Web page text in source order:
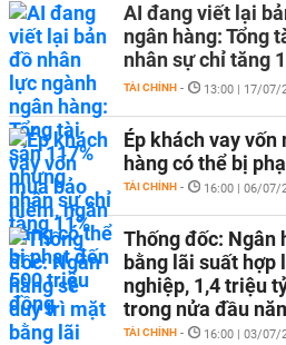
AI đang viết lại
ngân hàng: Tổng
nhân sự chỉ tăng
TÀI CHÍNH - 13:00 | 17/07/
Ép khách vay
hàng có thể bị
TÀI CHÍNH - 16:00 | 06/07/
Thống đốc: Ngân
bằng lãi suất hợp
nghiệp, 1,4 triệu
trong nửa đầu
TÀI CHÍNH - 16:00 | 03/07/